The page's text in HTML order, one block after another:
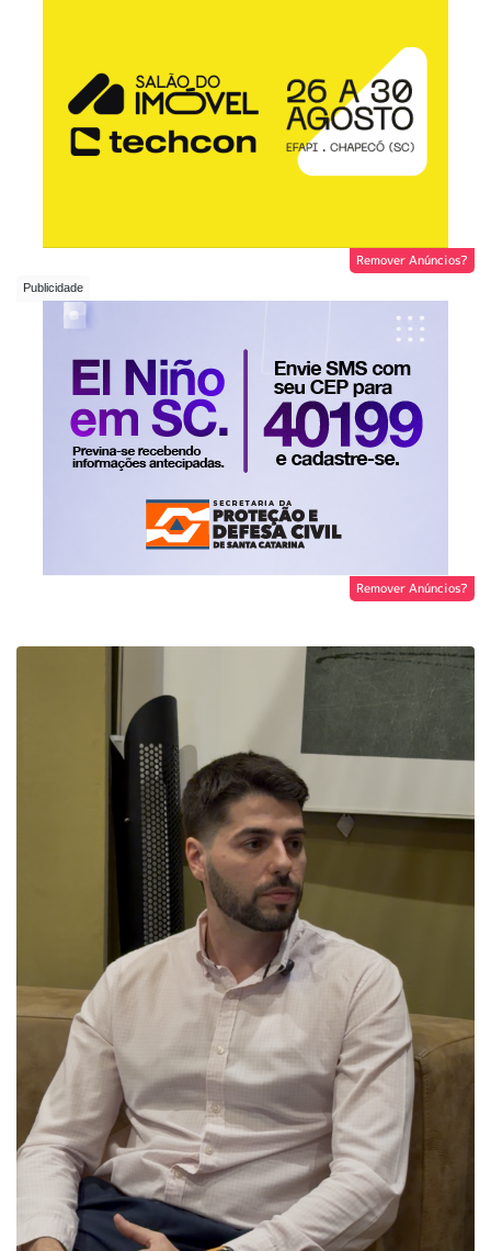
Remover Anúncios?
Remover Anúncios?